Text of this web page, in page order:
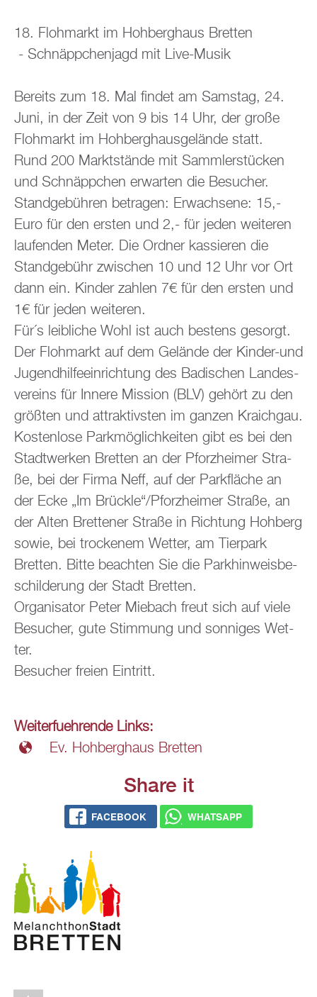
18. Floh­markt im Hoh­berg­haus Brett­en
- Schnäpp­chen­jagd mit Live-Musik
Be­reits zum 18. Mal fin­det am Sams­tag, 24.
Juni, in der Zeit von 9 bis 14 Uhr, der große
Floh­markt im Hoh­berg­haus­ge­län­de statt.
Rund 200 Markt­stän­de mit Samm­ler­stü­cken
und Schnäpp­chen er­war­ten die Be­su­cher.
Stand­ge­büh­ren be­tra­gen: Er­wach­se­ne: 15,-
Euro für den ers­ten und 2,- für jeden wei­te­ren
lau­fen­den Meter. Die Ord­ner kas­sie­ren die
Stand­ge­bühr zwi­schen 10 und 12 Uhr vor Ort
dann ein. Kin­der zah­len 7€ für den ers­ten und
1€ für jeden wei­te­ren.
Für´s leib­li­che Wohl ist auch bes­tens ge­sorgt.
Der Floh­markt auf dem Ge­län­de der Kin­der-und
Ju­gend­hil­fe­ein­rich­tung des Ba­di­schen Lan­des­
ver­eins für In­ne­re Mis­si­on (BLV) ge­hört zu den
grö­ß­ten und at­trak­tivs­ten im gan­zen Kraich­gau.
Kos­ten­lo­se Park­mög­lich­kei­ten gibt es bei den
Stadt­wer­ken Brett­en an der Pforz­hei­mer Stra­
ße, bei der Firma Neff, auf der Park­flä­che an
der Ecke „Im Brück­le“/Pforz­hei­mer Stra­ße, an
der Alten Brettener Stra­ße in Rich­tung Hoh­berg
sowie, bei tro­cke­nem Wet­ter, am Tier­park
Brett­en. Bitte be­ach­ten Sie die Park­hin­weis­be­
schil­de­rung der Stadt Brett­en.
Or­ga­ni­sa­tor Peter Mie­bach freut sich auf viele
Be­su­cher, gute Stim­mung und son­ni­ges Wet­
ter.
Be­su­cher frei­en Ein­tritt.
Wei­ter­fueh­ren­de Links:
Ev. Hoh­berg­haus Brett­en
Share it
FACE­BOOK WHATS­APP